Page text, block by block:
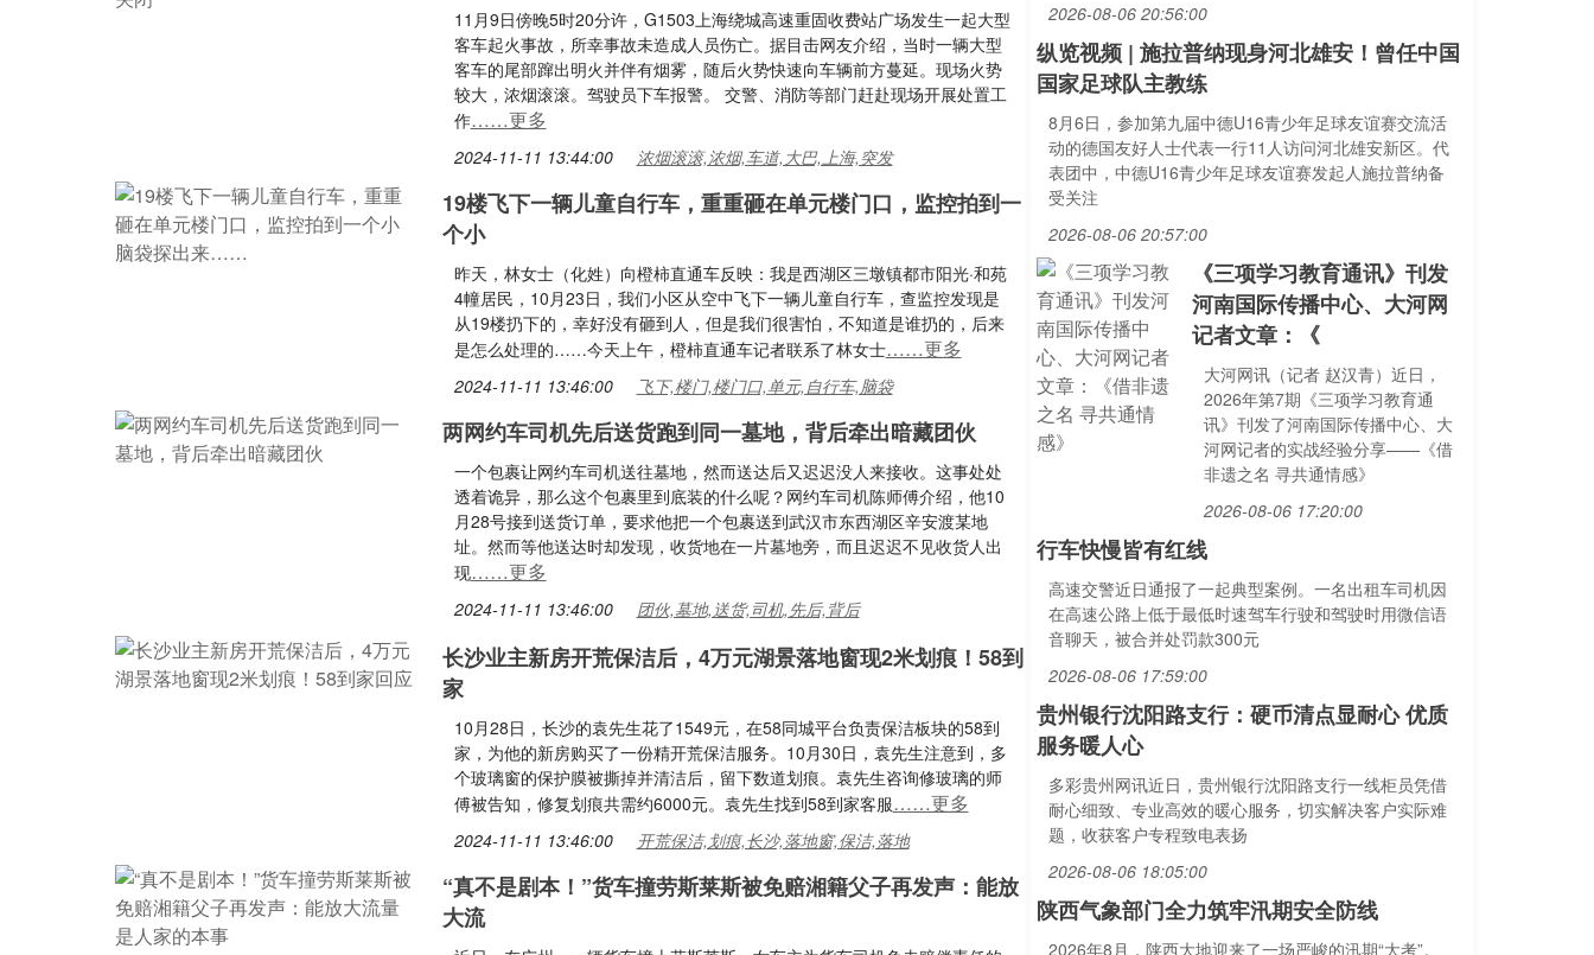
11月9日傍晚5时20分许，G1503上海绕城高速重固收费站广场发生一起大型
客车起火事故，所幸事故未造成人员伤亡。据目击网友介绍，当时一辆大型
客车的尾部蹿出明火并伴有烟雾，随后火势快速向车辆前方蔓延。现场火势
较大，浓烟滚滚。驾驶员下车报警。 交警、消防等部门赶赴现场开展处置工
作……更多
2024-11-11 13:44:00 浓烟滚滚,浓烟,车道,大巴,上海,突发
19楼飞下一辆儿童自行车，重重砸在单元楼门口，监控拍到一
个小
昨天，林女士（化姓）向橙柿直通车反映：我是西湖区三墩镇都市阳光·和苑
4幢居民，10月23日，我们小区从空中飞下一辆儿童自行车，查监控发现是
从19楼扔下的，幸好没有砸到人，但是我们很害怕，不知道是谁扔的，后来
是怎么处理的……今天上午，橙柿直通车记者联系了林女士……更多
2024-11-11 13:46:00 飞下,楼门,楼门口,单元,自行车,脑袋
两网约车司机先后送货跑到同一墓地，背后牵出暗藏团伙
一个包裹让网约车司机送往墓地，然而送达后又迟迟没人来接收。这事处处
透着诡异，那么这个包裹里到底装的什么呢？网约车司机陈师傅介绍，他10
月28号接到送货订单，要求他把一个包裹送到武汉市东西湖区辛安渡某地
址。然而等他送达时却发现，收货地在一片墓地旁，而且迟迟不见收货人出
现……更多
2024-11-11 13:46:00 团伙,墓地,送货,司机,先后,背后
长沙业主新房开荒保洁后，4万元湖景落地窗现2米划痕！58到
家
10月28日，长沙的袁先生花了1549元，在58同城平台负责保洁板块的58到
家，为他的新房购买了一份精开荒保洁服务。10月30日，袁先生注意到，多
个玻璃窗的保护膜被撕掉并清洁后，留下数道划痕。袁先生咨询修玻璃的师
傅被告知，修复划痕共需约6000元。袁先生找到58到家客服……更多
2024-11-11 13:46:00 开荒保洁,划痕,长沙,落地窗,保洁,落地
“真不是剧本！”货车撞劳斯莱斯被免赔湘籍父子再发声：能放
大流
2026-08-06 20:56:00
纵览视频 | 施拉普纳现身河北雄安！曾任中国
国家足球队主教练
8月6日，参加第九届中德U16青少年足球友谊赛交流活
动的德国友好人士代表一行11人访问河北雄安新区。代
表团中，中德U16青少年足球友谊赛发起人施拉普纳备
受关注
2026-08-06 20:57:00
《三项学习教育通讯》刊发
河南国际传播中心、大河网
记者文章：《
大河网讯（记者 赵汉青）近日，
2026年第7期《三项学习教育通
讯》刊发了河南国际传播中心、大
河网记者的实战经验分享——《借
非遗之名 寻共通情感》
2026-08-06 17:20:00
行车快慢皆有红线
高速交警近日通报了一起典型案例。一名出租车司机因
在高速公路上低于最低时速驾车行驶和驾驶时用微信语
音聊天，被合并处罚款300元
2026-08-06 17:59:00
贵州银行沈阳路支行：硬币清点显耐心 优质
服务暖人心
多彩贵州网讯近日，贵州银行沈阳路支行一线柜员凭借
耐心细致、专业高效的暖心服务，切实解决客户实际难
题，收获客户专程致电表扬
2026-08-06 18:05:00
陕西气象部门全力筑牢汛期安全防线
2026年8月，陕西大地迎来了一场严峻的汛期“大考”。